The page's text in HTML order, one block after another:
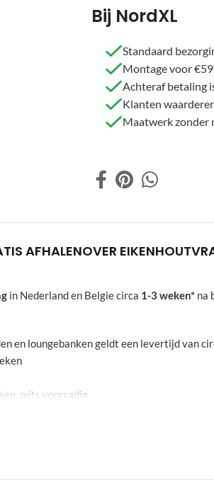
Bij NordXL
Standaard
Montage voor
Achteraf betaling
Klanten
Maatwerk zonder
AFHALENOVER EIKENHOUT
in Nederland en Belgie circa 1-3 weken* na
en loungebanken geldt een levertijd van
mits voorradig
worden ontnomen. De aangegeven weken